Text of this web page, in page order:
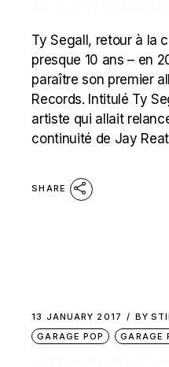
Ty Segall, retour à la
presque 10 ans – en
paraître son premier
Records. Intitulé Ty
artiste qui allait
continuité de Jay
SHARE
13 JANUARY 2017 BY
GARAGE POP
GARAGE